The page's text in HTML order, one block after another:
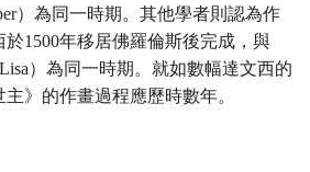
）為同一時期。其他學者則認為作
1500年移居佛羅倫斯後完成，與
）為同一時期。就如數幅達文西的
》的作畫過程應歷時數年。